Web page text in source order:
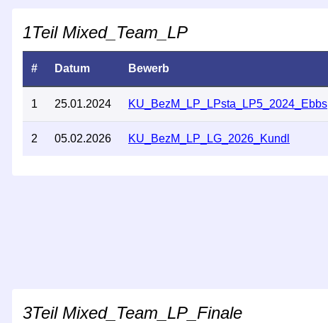
1Teil Mixed_Team_LP
# Datum Bewerb
1 25.01.2024 KU_BezM_LP_LPsta_LP5_2024_Ebbs
2 05.02.2026 KU_BezM_LP_LG_2026_Kundl
3Teil Mixed_Team_LP_Finale